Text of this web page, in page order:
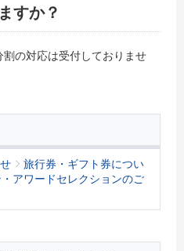
すか？
の対応は受付しておりませ
旅行券・ギフト券につい
アワードセレクションのご